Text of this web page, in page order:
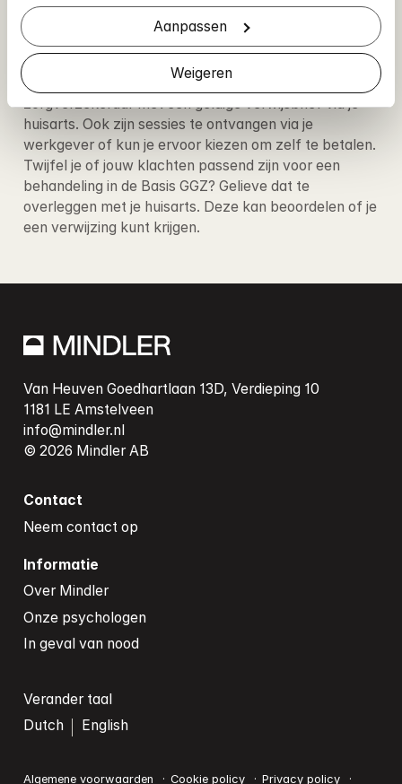
Aanpassen
Weigeren
Download de app en boek je eerste
afspraak
Sessies bij Mindler zijn vergoed via jouw
zorgverzekeraar met een geldige verwijsbrief via je
huisarts. Ook zijn sessies te ontvangen via je
werkgever of kun je ervoor kiezen om zelf te betalen.
Twijfel je of jouw klachten passend zijn voor een
behandeling in de Basis GGZ? Gelieve dat te
overleggen met je huisarts. Deze kan beoordelen of je
een verwijzing kunt krijgen.
Van Heuven Goedhartlaan 13D, Verdieping 10
1181 LE Amstelveen
info@mindler.nl
Contact
Neem contact op
Informatie
Over Mindler
Onze psychologen
In geval van nood
Verander taal
Dutch
English
Algemene voorwaarden Cookie policy Privacy policy